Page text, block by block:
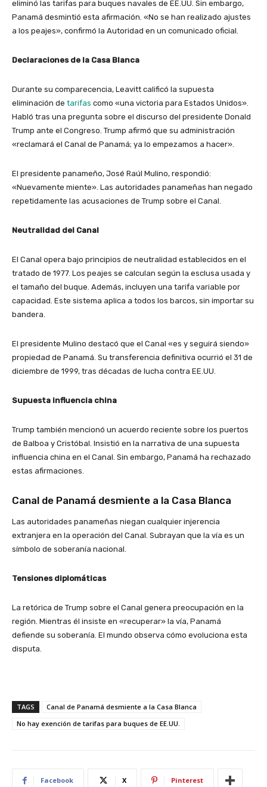
eliminó las tarifas para buques navales de EE.UU. Sin embargo,
Panamá desmintió esta afirmación. «No se han realizado ajustes
a los peajes», confirmó la Autoridad en un comunicado oficial.
Declaraciones de la Casa Blanca
Durante su comparecencia, Leavitt calificó la supuesta
eliminación de tarifas como «una victoria para Estados Unidos».
Habló tras una pregunta sobre el discurso del presidente Donald
Trump ante el Congreso. Trump afirmó que su administración
«reclamará el Canal de Panamá; ya lo empezamos a hacer».
El presidente panameño, José Raúl Mulino, respondió:
«Nuevamente miente». Las autoridades panameñas han negado
repetidamente las acusaciones de Trump sobre el Canal.
Neutralidad del Canal
El Canal opera bajo principios de neutralidad establecidos en el
tratado de 1977. Los peajes se calculan según la esclusa usada y
el tamaño del buque. Además, incluyen una tarifa variable por
capacidad. Este sistema aplica a todos los barcos, sin importar su
bandera.
El presidente Mulino destacó que el Canal «es y seguirá siendo»
propiedad de Panamá. Su transferencia definitiva ocurrió el 31 de
diciembre de 1999, tras décadas de lucha contra EE.UU.
Supuesta influencia china
Trump también mencionó un acuerdo reciente sobre los puertos
de Balboa y Cristóbal. Insistió en la narrativa de una supuesta
influencia china en el Canal. Sin embargo, Panamá ha rechazado
estas afirmaciones.
Canal de Panamá desmiente a la Casa Blanca
Las autoridades panameñas niegan cualquier injerencia
extranjera en la operación del Canal. Subrayan que la vía es un
símbolo de soberanía nacional.
Tensiones diplomáticas
La retórica de Trump sobre el Canal genera preocupación en la
región. Mientras él insiste en «recuperar» la vía, Panamá
defiende su soberanía. El mundo observa cómo evoluciona esta
disputa.
TAGS
Canal de Panamá desmiente a la Casa Blanca
No hay exención de tarifas para buques de EE.UU.
Facebook X Pinterest